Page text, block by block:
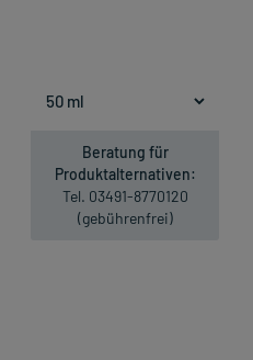
Beratung für
Produktalternativen:
Tel. 03491-8770120
(gebührenfrei)